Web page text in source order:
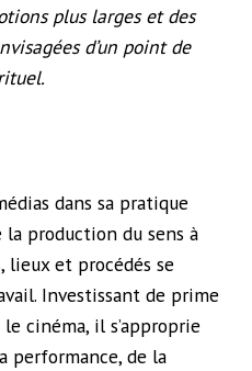
plus larges et des
d’un point de
dans sa pratique
production du sens à
lieux et procédés se
Investissant de prime
cinéma, il s’approprie
performance, de la